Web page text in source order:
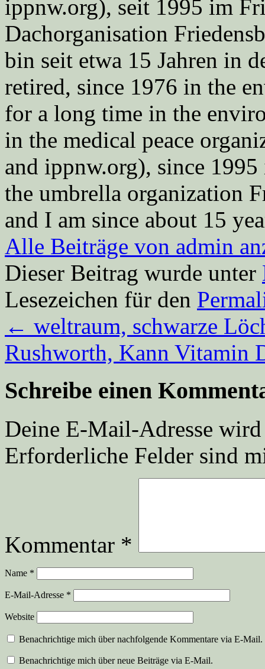
ippnw.org), seit 1995 im
Dachorganisation
bin seit etwa 15 Jahren in
retired, since 1976 in the
for a long time in the
in the medical peace
and ippnw.org), since
the umbrella organization
and I am since about 15
Alle Beiträge von admin
Dieser Beitrag wurde unter
Lesezeichen für den
← weltraum, schwarze
Rushworth, Kann Vitamin
Schreibe einen
Deine E-Mail-Adresse
Erforderliche Felder sind
Kommentar *
Name *
E-Mail-Adresse *
Website
Benachrichtige mich über nachfolgende Kommentare via E-Mail.
Benachrichtige mich über neue Beiträge via E-Mail.